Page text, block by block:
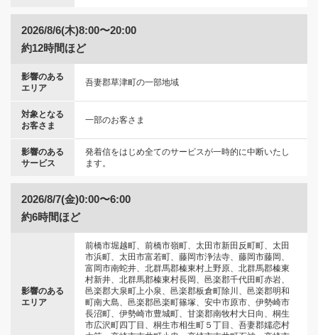
2026/8/6(木)8:00〜20:00
約12時間ほど
影響のある
エリア
吾妻郡草津町の一部地域
対象となる
お客さま
一部のお客さま
影響のある
サービス
発着信をはじめ全てのサービスが一時的に中断いたし
ます。
2026/8/7(金)0:00〜6:00
約6時間ほど
影響のある
エリア
前橋市堀越町、前橋市嶺町、太田市新田反町町、太田
市浜町、太田市富若町、藤岡市浄法寺、藤岡市藤岡、
富岡市南蛇井、北群馬郡榛東村上野原、北群馬郡榛東
村新井、北群馬郡榛東村長岡、邑楽郡千代田町赤岩、
邑楽郡大泉町上小泉、邑楽郡板倉町除川、邑楽郡明和
町南大島、邑楽郡邑楽町篠塚、安中市原市、伊勢崎市
長沼町、伊勢崎市豊城町、甘楽郡南牧村大日向、桐生
市広沢町四丁目、桐生市相生町５丁目、吾妻郡嬬恋村